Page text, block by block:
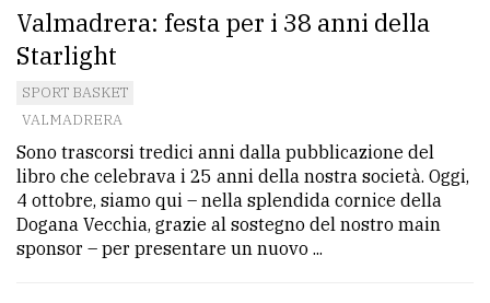
Valmadrera: festa per i 38 anni della
Starlight
SPORT BASKET
VALMADRERA
Sono trascorsi tredici anni dalla pubblicazione del
libro che celebrava i 25 anni della nostra società. Oggi,
4 ottobre, siamo qui – nella splendida cornice della
Dogana Vecchia, grazie al sostegno del nostro main
sponsor – per presentare un nuovo ...